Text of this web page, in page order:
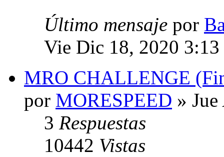
Último mensaje por
Vie Dic 18, 2020 3:13
MRO CHALLENGE
por MORESPEED »
3 Respuestas
10442 Vistas